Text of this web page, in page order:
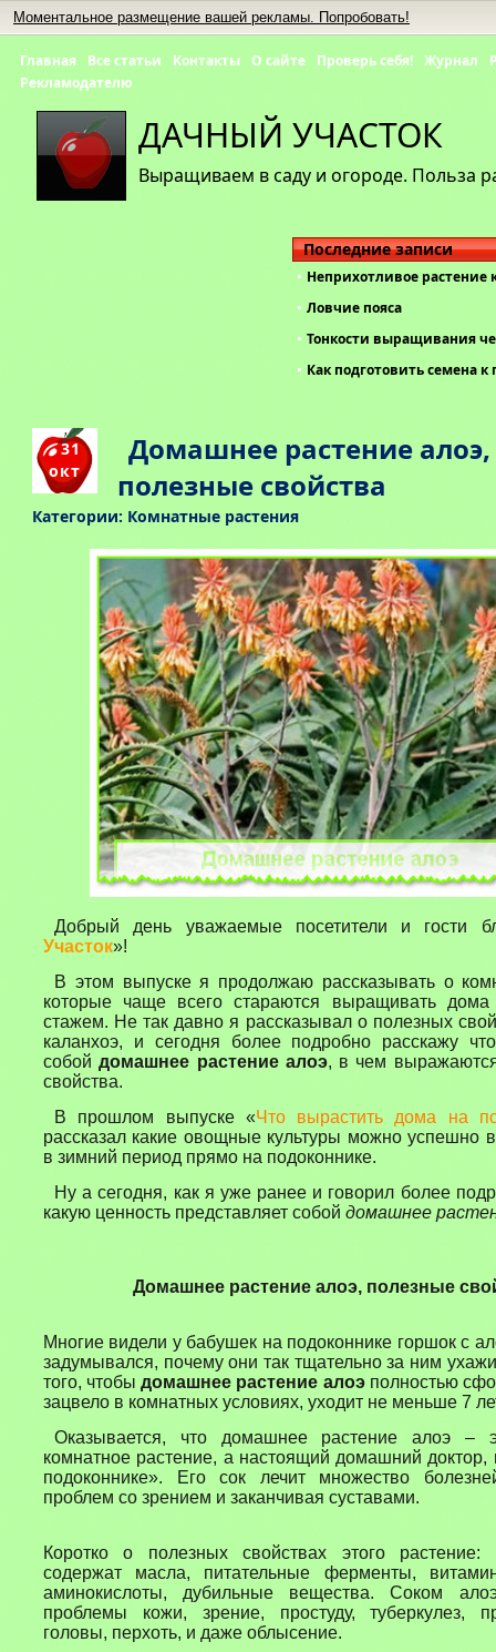
ДАЧНЫЙ УЧАСТОК
Выращиваем в саду и огороде. Польза
Главная Все статьи Контакты О сайте Проверь себя! Журнал
Рекламодателю
Последние записи
Неприхотливое растение
Ловчие пояса
Тонкости выращивания
Как подготовить семена к
31
окт
Домашнее растение алоэ,
полезные свойства
Категории: Комнатные растения
Добрый день уважаемые посетители и гости
Участок»!
В этом выпуске я продолжаю рассказывать о
которые чаще всего стараются выращивать
стажем. Не так давно я рассказывал о полезных
каланхоэ, и сегодня более подробно расскажу
собойдомашнее растение алоэ, в чем
свойства.
В прошлом выпуске «Что вырастить дома на
рассказал какие овощные культуры можно успешно
в зимний период прямо на подоконнике.
Ну а сегодня, как я уже ранее и говорил более
какую ценность представляет собой домашнее
Домашнее растениеалоэ, полезные
Многие видели у бабушек на подоконнике горшок с
задумывался, почему они так тщательно за ним
того, чтобыдомашнее растение алоэполностью
зацвело в комнатных условиях, уходит не меньше 7
Оказывается, что домашнее растение алоэ –
комнатное растение, а настоящий домашний доктор,
подоконнике».
Его сок лечит множество
проблем со зрением и заканчивая суставами.
Коротко о полезныхсвойствах этого растение:
содержат масла, питательные ферменты,
аминокислоты, дубильные вещества. Соком
проблемы кожи, зрение, простуду, туберкулез,
головы, перхоть, и даже облысение.
Моментальное размещение вашей рекламы. Попробовать!